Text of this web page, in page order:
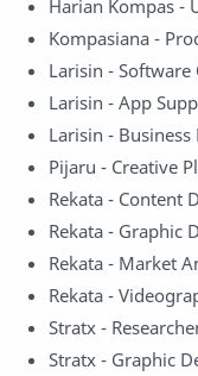
Harian Kompas -
Kompasiana -
Larisin -
Larisin - App
Larisin -
Pijaru - Creative
Rekata - Content
Rekata - Graphic
Rekata - Market
Rekata -
Stratx -
Stratx - Graphic